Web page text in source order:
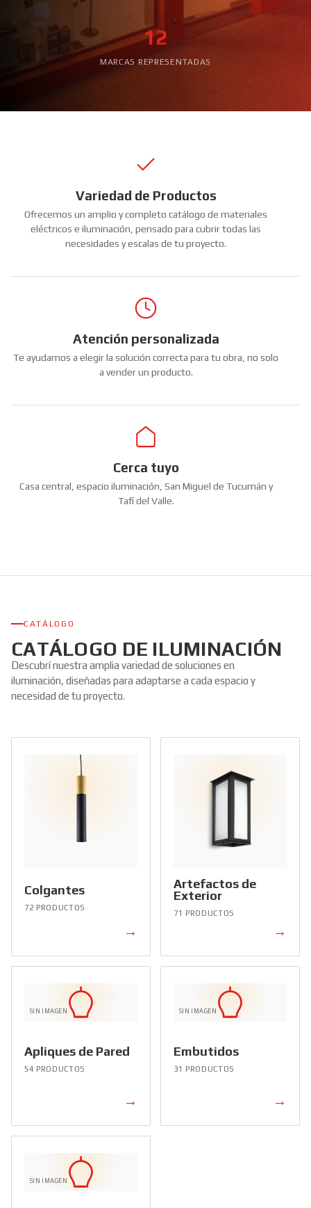
12
MARCAS REPRESENTADAS
Variedad de Productos
Ofrecemos un amplio y completo catálogo de materiales
eléctricos e iluminación, pensado para cubrir todas las
necesidades y escalas de tu proyecto.
Atención personalizada
Te ayudamos a elegir la solución correcta para tu obra, no solo
a vender un producto.
Cerca tuyo
Casa central, espacio iluminación, San Miguel de Tucumán y
Tafí del Valle.
CATÁLOGO
CATÁLOGO DE ILUMINACIÓN
Descubrí nuestra amplia variedad de soluciones en
iluminación, diseñadas para adaptarse a cada espacio y
necesidad de tu proyecto.
Colgantes
72 PRODUCTOS
→
Artefactos de
Exterior
71 PRODUCTOS
→
SIN IMAGEN
Apliques de Pared
54 PRODUCTOS
→
SIN IMAGEN
Embutidos
31 PRODUCTOS
→
SIN IMAGEN